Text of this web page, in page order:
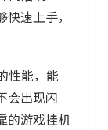
速上手，
性能，能
会出现闪
的游戏挂机